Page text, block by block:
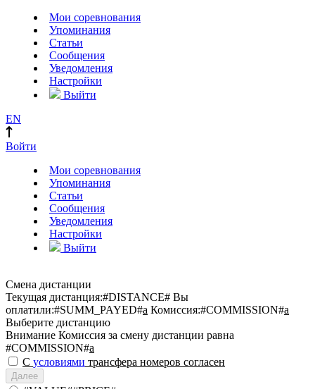
Мои соревнования
Упоминания
Статьи
Сообщения
Уведомления
Настройки
Выйти
EN
Войти
Мои соревнования
Упоминания
Статьи
Сообщения
Уведомления
Настройки
Выйти
Смена дистанции
Текущая дистанция:#DISTANCE# Вы
оплатили:#SUMM_PAYED#a Комиссия:#COMMISSION#a
Выберите дистанцию
Внимание Комиссия за смену дистанции равна
#COMMISSION#a
С условиями трансфера номеров согласен
Далее